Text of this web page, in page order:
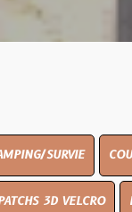
COUTELLERIE
PEINTURE